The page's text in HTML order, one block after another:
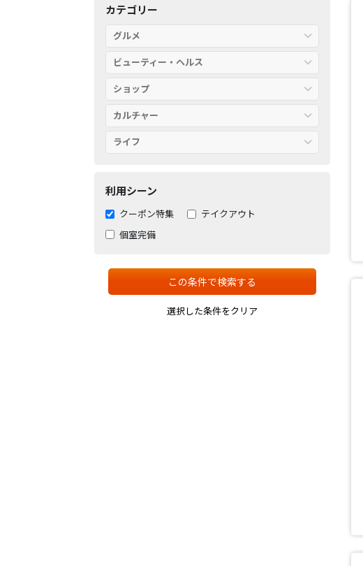
カテゴリー
グルメ
ビューティー・ヘルス
ショップ
カルチャー
ライフ
利用シーン
クーポン特集
テイクアウト
個室完備
この条件で検索する
選択した条件をクリア